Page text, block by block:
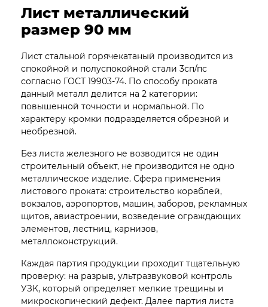
Лист металлический
размер 90 мм
Лист стальной горячекатаный производится из
спокойной и полуспокойной стали 3сп/пс
согласно ГОСТ 19903-74. По способу проката
данный металл делится на 2 категории:
повышенной точности и нормальной. По
характеру кромки подразделяется обрезной и
необрезной.
Без листа железного не возводится не один
строительный объект, не производится не одно
металлическое изделие. Сфера применения
листового проката: строительство кораблей,
вокзалов, аэропортов, машин, заборов, рекламных
щитов, авиастроении, возведение ограждающих
элементов, лестниц, карнизов,
металлоконструкций.
Каждая партия продукции проходит тщательную
проверку: на разрыв, ультразвуковой контроль
УЗК, который определяет мелкие трещины и
микроскопический дефект. Далее партия листа